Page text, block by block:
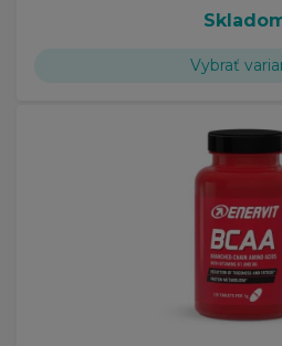
Vybrať